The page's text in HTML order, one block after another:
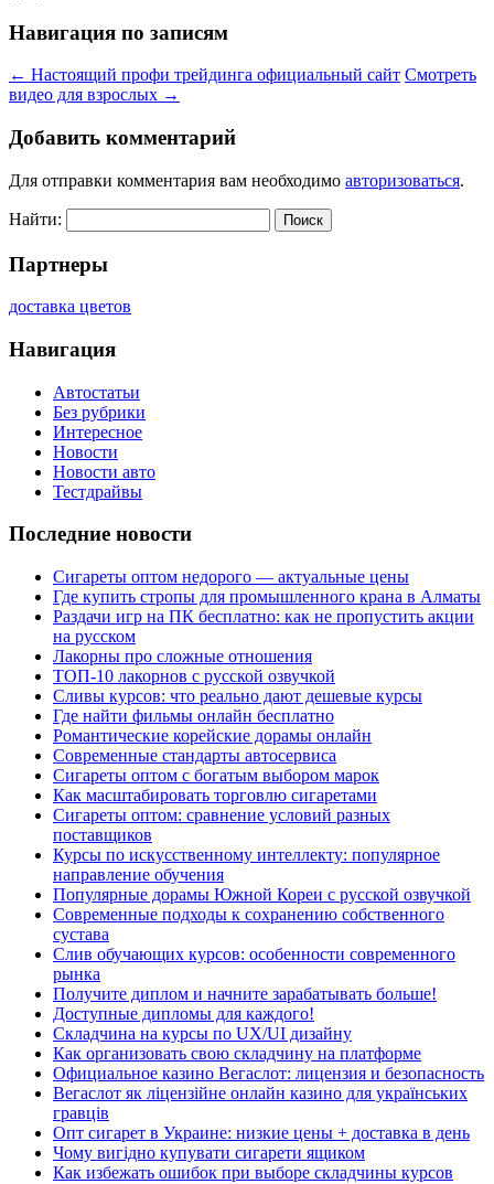
Навигация по записям
← Настоящий профи трейдинга официальный сайт Смотреть
видео для взрослых →
Добавить комментарий
Для отправки комментария вам необходимо авторизоваться.
Найти:
Партнеры
доставка цветов
Навигация
Автостатьи
Без рубрики
Интересное
Новости
Новости авто
Тестдрайвы
Последние новости
Сигареты оптом недорого — актуальные цены
Где купить стропы для промышленного крана в Алматы
Раздачи игр на ПК бесплатно: как не пропустить акции
на русском
Лакорны про сложные отношения
ТОП-10 лакорнов с русской озвучкой
Сливы курсов: что реально дают дешевые курсы
Где найти фильмы онлайн бесплатно
Романтические корейские дорамы онлайн
Современные стандарты автосервиса
Сигареты оптом с богатым выбором марок
Как масштабировать торговлю сигаретами
Сигареты оптом: сравнение условий разных
поставщиков
Курсы по искусственному интеллекту: популярное
направление обучения
Популярные дорамы Южной Кореи с русской озвучкой
Современные подходы к сохранению собственного
сустава
Слив обучающих курсов: особенности современного
рынка
Получите диплом и начните зарабатывать больше!
Доступные дипломы для каждого!
Складчина на курсы по UX/UI дизайну
Как организовать свою складчину на платформе
Официальное казино Вегаслот: лицензия и безопасность
Вегаслот як ліцензійне онлайн казино для українських
гравців
Опт сигарет в Украине: низкие цены + доставка в день
Чому вигідно купувати сигарети ящиком
Как избежать ошибок при выборе складчины курсов